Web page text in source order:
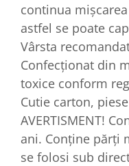
continua
astfel se poate
Vârsta
Confecționat din
toxice conform
Cutie carton,
AVERTISMENT!
ani. Conține părți
se folosi sub